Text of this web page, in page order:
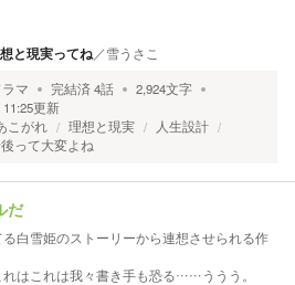
想と現実ってね／雪うさこ
マ 完結済4話 2,924文字
更新
こがれ 理想と現実
人生設計
って大変よね
だ
白雪姫のストーリーから連想させられる作
はこれは我々書き手も恐る……ううう。